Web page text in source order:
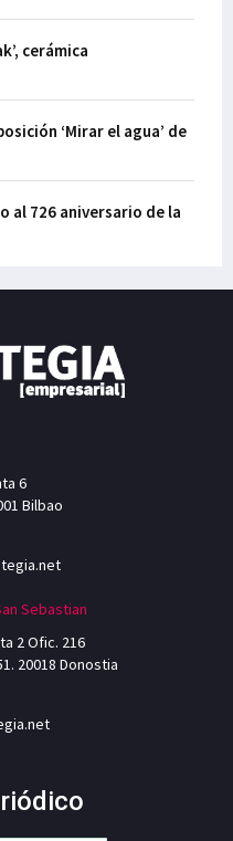
cerámica
‘Mirar el agua’ de
al 726 aniversario de la
6
Bilbao
Sebastian
2 Ofic. 216
20018 Donostia